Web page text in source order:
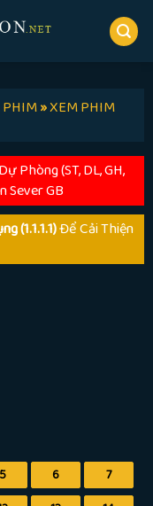
»XEM PHIM
Phòng (ST, DL, GH,
Sever GB
(1.1.1.1)Để Cải Thiện
5 6
7